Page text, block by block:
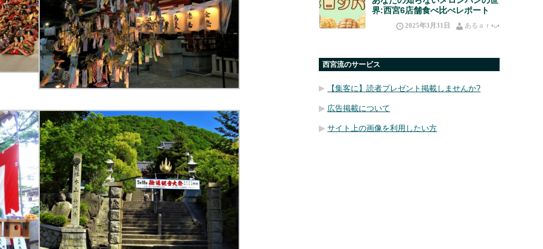
界:西宮6店舗食べ比べレポート
2025年3月31日 あるａｒ•⁠ᴗ⁠•⁠
西宮流のサービス
【集客に】読者プレゼント掲載しませんか?
広告掲載について
サイト上の画像を利用したい方